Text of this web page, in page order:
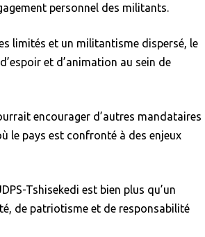
personnel des militants.
limités et un militantisme dispersé, le
et d’animation au sein de
encourager d’autres mandataires
le pays est confronté à des enjeux
Tshisekedi est bien plus qu’un
de patriotisme et de responsabilité